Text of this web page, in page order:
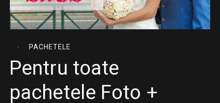
PACHETELE
Pentru toate
pachetele Foto +